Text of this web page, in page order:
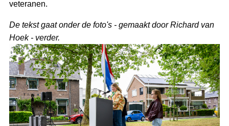
veteranen.
De tekst gaat onder de foto's - gemaakt door Richard van
Hoek - verder.